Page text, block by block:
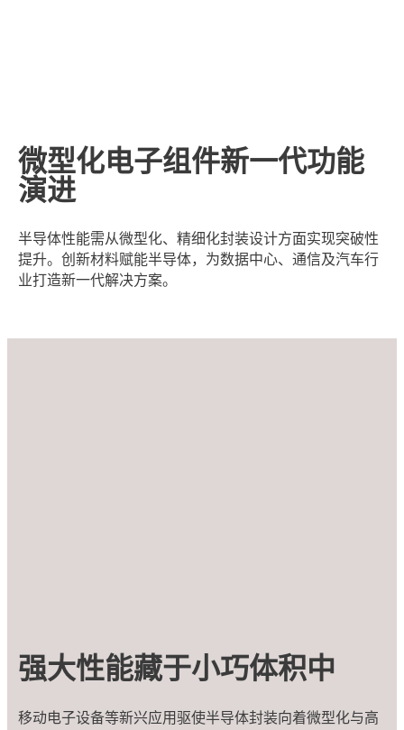
微型化电子组件新一代功能
演进
半导体性能需从微型化、精细化封装设计方面实现突破性
提升。创新材料赋能半导体，为数据中心、通信及汽车行
业打造新一代解决方案。
强大性能藏于小巧体积中
移动电子设备等新兴应用驱使半导体封装向着微型化与高